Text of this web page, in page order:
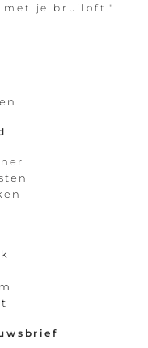
met je bruiloft."